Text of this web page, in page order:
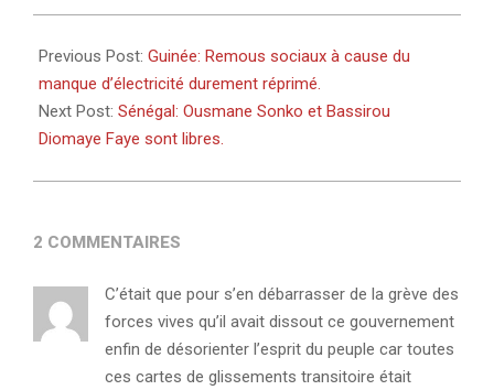
03-
14
Previous Post: Guinée: Remous sociaux à cause du
manque d’électricité durement réprimé.
Next Post: Sénégal: Ousmane Sonko et Bassirou
Diomaye Faye sont libres.
2 COMMENTAIRES
C’était que pour s’en débarrasser de la grève des
forces vives qu’il avait dissout ce gouvernement
enfin de désorienter l’esprit du peuple car toutes
ces cartes de glissements transitoire était